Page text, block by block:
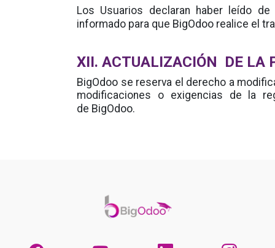
Los Usuarios declaran haber leído
informado para que BigOdoorealice el
XII. ACTUALIZACIÓN DE LA
BigOdoose reserva el derecho a
modificaciones o exigencias de la
de BigOdoo.